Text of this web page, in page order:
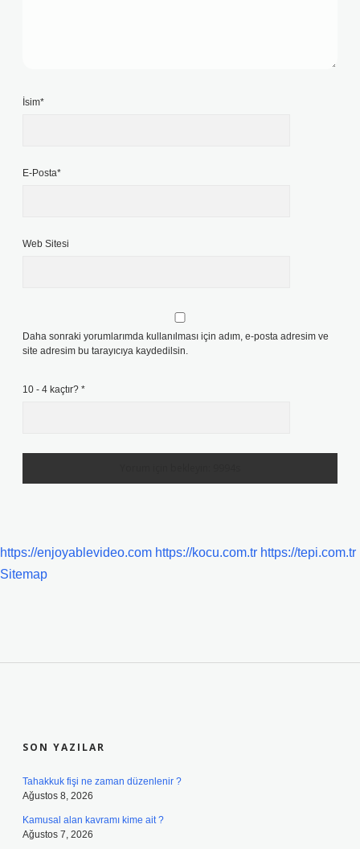
İsim*
E-Posta*
Web Sitesi
Daha sonraki yorumlarımda kullanılması için adım, e-posta adresim ve
site adresim bu tarayıcıya kaydedilsin.
10 - 4 kaçtır? *
https://enjoyablevideo.com https://kocu.com.tr https://tepi.com.tr
Sitemap
SON YAZILAR
Tahakkuk fişi ne zaman düzenlenir ?
Ağustos 8, 2026
Kamusal alan kavramı kime ait ?
Ağustos 7, 2026